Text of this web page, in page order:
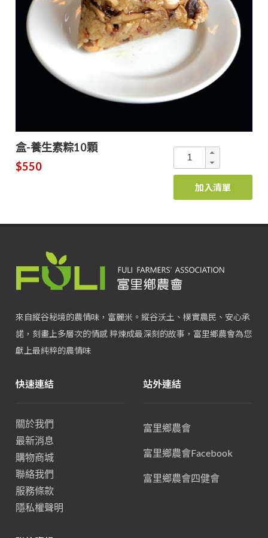
盒-養生素粽10顆
$550
加入清單
來自縱谷秘境的農情味，富麗米。縱谷沃土、樸實農民、安心承
諾，刻畫上多層次的情感 粹煉成最深刻的故事，富里鄉農會為您
獻上最純粹的農情味
快速連結
關於我們
最新消息
購物商城
聯絡我們
服務條款
隱私權聲明
站外連結
富里鄉農會
富里鄉農會Facebook
富里鄉農會四健會